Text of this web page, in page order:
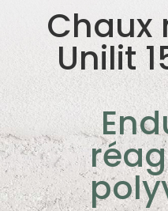
Chaux
Unilit